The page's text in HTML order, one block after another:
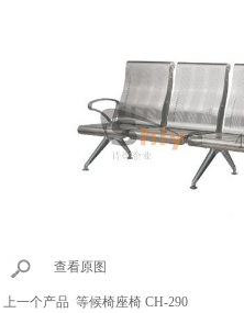
查看原图
上一个产品 等候椅座椅 CH-290